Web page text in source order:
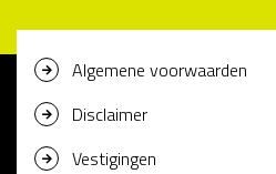
Algemene voorwaarden
Disclaimer
Vestigingen